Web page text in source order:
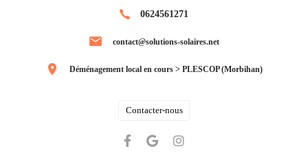
0624561271
contact@solutions-solaires.net
Déménagement local en cours > PLESCOP (Morbihan)
Contacter-nous